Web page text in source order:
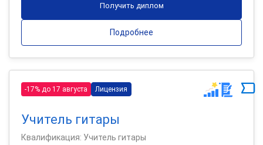
Получить диплом
Подробнее
-17% до 17 августа Лицензия
Учитель гитары
Квалификация: Учитель гитары